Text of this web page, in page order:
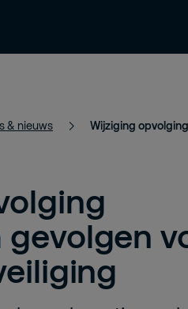
& nieuws
gevolgen